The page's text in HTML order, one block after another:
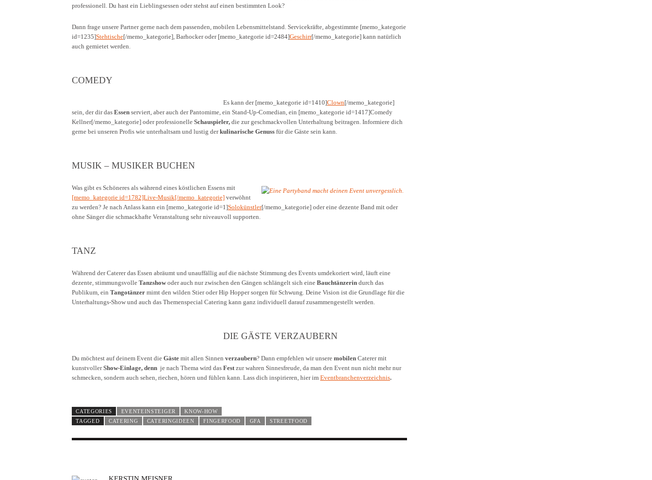
professionell. Du hast ein Lieblingsessen oder stehst auf einen bestimmten Look?
Dann frage unsere Partner gerne nach dem passenden, mobilen Lebensmittelstand. Servicekräfte, abgestimmte [memo_kategorie
id=1235]Stehtische[/memo_kategorie], Barhocker oder [memo_kategorie id=2484]Geschirr[/memo_kategorie] kann natürlich
auch gemietet werden.
COMEDY
Es kann der [memo_kategorie id=1410]Clown[/memo_kategorie]
sein, der dir das Essen serviert, aber auch der Pantomime, ein Stand-Up-Comedian, ein [memo_kategorie id=1417]Comedy
Kellner[/memo_kategorie] oder professionelle Schauspieler, die zur geschmackvollen Unterhaltung beitragen. Informiere dich
gerne bei unseren Profis wie unterhaltsam und lustig derkulinarische Genuss für die Gäste sein kann.
MUSIK – MUSIKER BUCHEN
Was gibt es Schöneres als während eines köstlichen Essens mit
[memo_kategorie id=1782]Live-Musik[/memo_kategorie] verwöhnt
zu werden? Je nach Anlass kann ein [memo_kategorie id=1]Solokünstler[/memo_kategorie] oder eine dezente Band mit oder
ohne Sänger die schmackhafte Veranstaltung sehr niveauvoll supporten.
TANZ
Während der Caterer das Essen abräumt und unauffällig auf die nächste Stimmung des Events umdekoriert wird, läuft eine
dezente, stimmungsvolle Tanzshowoder auch nur zwischen den Gängen schlängelt sich eine Bauchtänzerin durch das
Publikum, ein Tangotänzer mimt den wilden Stier oder Hip Hopper sorgen für Schwung. Deine Vision ist die Grundlage für die
Unterhaltungs-Show und auch das Themenspecial Catering kann ganz individuell darauf zusammengestellt werden.
DIE GÄSTE VERZAUBERN
Du möchtest auf deinem Event die Gäste mit allen Sinnen verzaubern? Dann empfehlen wir unsere mobilen Caterer mit
kunstvollerShow-Einlage, denn je nach Thema wird das Fest zur wahren Sinnesfreude, da man den Event nun nicht mehr nur
schmecken, sondern auch sehen, riechen, hören und fühlen kann. Lass dich inspirieren, hier im Eventbranchenverzeichnis.
CATEGORIES EVENTEINSTEIGER
KNOW-HOW
TAGGED
CATERING CATERINGIDEEN FINGERFOOD GFA STREETFOOD
A
KERSTIN MEISNER